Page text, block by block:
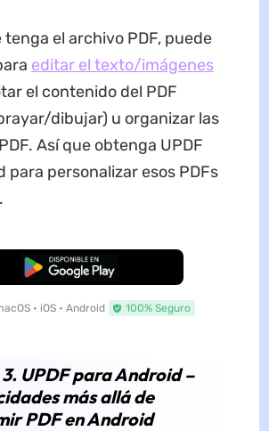
tenga el archivo PDF, puede
editar el texto/imágenes
el contenido del PDF
dibujar) u organizar las
Así que obtenga UPDF
para personalizar esos PDFs
Descarga Gratuita
• iOS • Android 100% Seguro
UPDF para Android –
más allá de
PDF en Android